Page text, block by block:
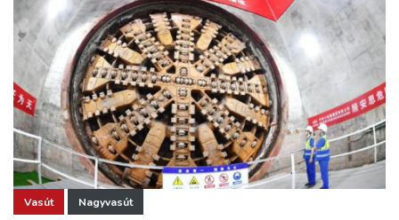
REPÜLÉS
KÖZLEKEDÉSFEJLESZTÉS
ELLÁTÁSI LÁNC
ZÖLDÚT
Vasút Nagyvasút